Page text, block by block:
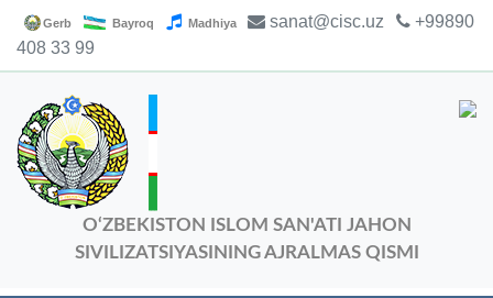
Gerb Bayroq Madhiya sanat@cisc.uz
+99890
408 33 99
O‘ZBEKISTON ISLOM SAN'ATI JAHON
SIVILIZATSIYASINING AJRALMAS QISMI